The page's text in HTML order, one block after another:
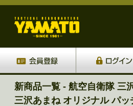
新商品一覧 - 航空自衛隊 三
三沢あまね オリジナル パ